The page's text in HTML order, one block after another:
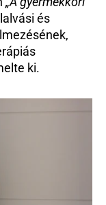
és
ki.